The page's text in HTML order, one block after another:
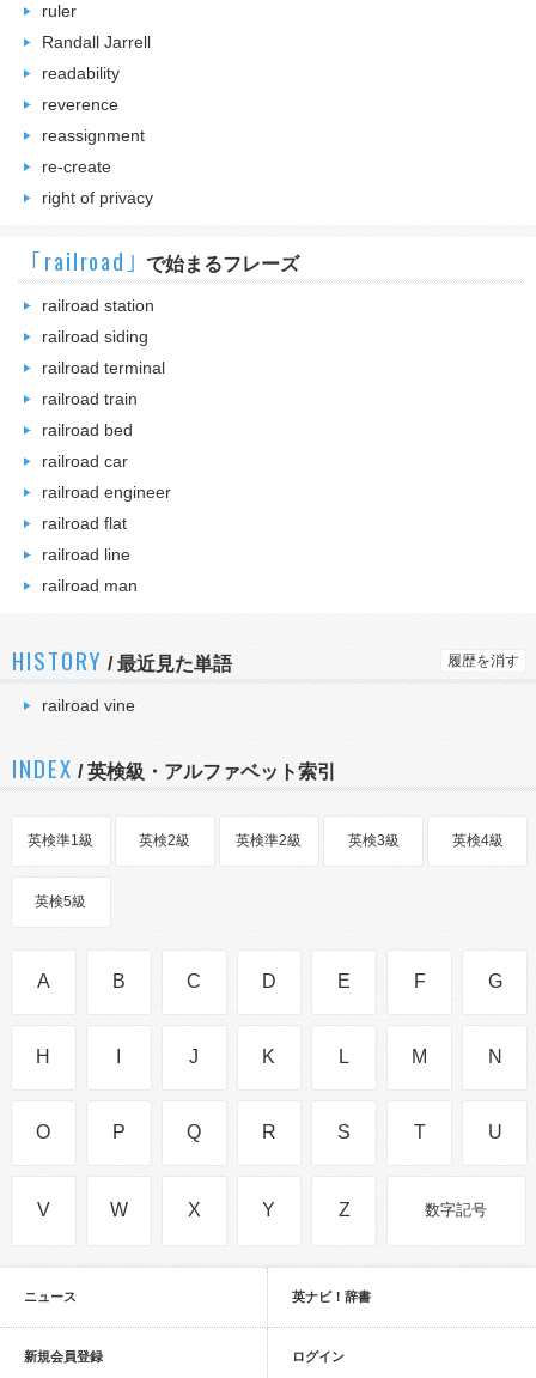
ruler
Randall Jarrell
readability
reverence
reassignment
re-create
right of privacy
｢railroad｣ で始まるフレーズ
railroad station
railroad siding
railroad terminal
railroad train
railroad bed
railroad car
railroad engineer
railroad flat
railroad line
railroad man
HISTORY /最近見た単語 履歴を消す
railroad vine
INDEX / 英検級・アルファベット索引
英検準1級 英検2級 英検準2級 英検3級 英検4級
英検5級
A B C D E F G
H J K L M N
O P Q R S T U
V W X Y Z 数字記号
ニュース 英ナビ！辞書
新規会員登録 ログイン